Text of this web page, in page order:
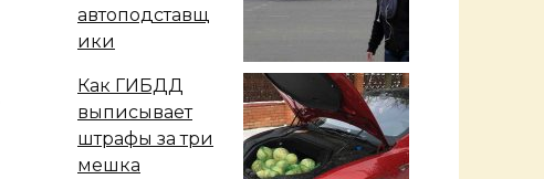
автоподставщ
ики
Как ГИБДД
выписывает
штрафы за три
мешка